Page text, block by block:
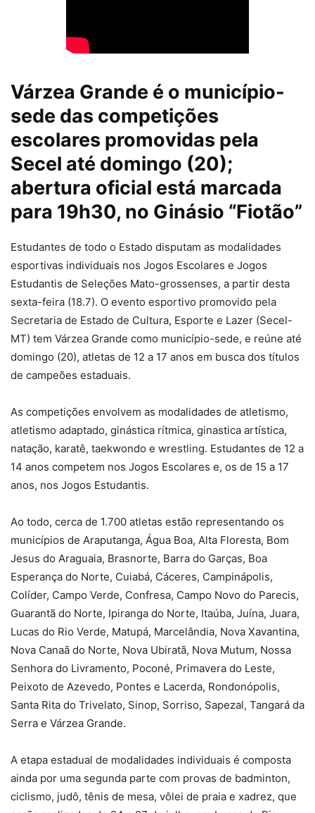
Várzea Grande é o município-
sede das competições
escolares promovidas pela
Secel até domingo (20);
abertura oficial está marcada
para 19h30, no Ginásio “Fiotão”
Estudantes de todo o Estado disputam as modalidades
esportivas individuais nos Jogos Escolares e Jogos
Estudantis de Seleções Mato-grossenses, a partir desta
sexta-feira (18.7). O evento esportivo promovido pela
Secretaria de Estado de Cultura, Esporte e Lazer (Secel-
MT) tem Várzea Grande como município-sede, e reúne até
domingo (20), atletas de 12 a 17 anos em busca dos títulos
de campeões estaduais.
As competições envolvem as modalidades de atletismo,
atletismo adaptado, ginástica rítmica, ginastica artística,
natação, karatê, taekwondo e wrestling. Estudantes de 12 a
14 anos competem nos Jogos Escolares e, os de 15 a 17
anos, nos Jogos Estudantis.
Ao todo, cerca de 1.700 atletas estão representando os
municípios de Araputanga, Água Boa, Alta Floresta, Bom
Jesus do Araguaia, Brasnorte, Barra do Garças, Boa
Esperança do Norte, Cuiabá, Cáceres, Campinápolis,
Colíder, Campo Verde, Confresa, Campo Novo do Parecis,
Guarantã do Norte, Ipiranga do Norte, Itaúba, Juína, Juara,
Lucas do Rio Verde, Matupá, Marcelândia, Nova Xavantina,
Nova Canaã do Norte, Nova Ubiratã, Nova Mutum, Nossa
Senhora do Livramento, Poconé, Primavera do Leste,
Peixoto de Azevedo, Pontes e Lacerda, Rondonópolis,
Santa Rita do Trivelato, Sinop, Sorriso, Sapezal, Tangará da
Serra e Várzea Grande.
A etapa estadual de modalidades individuais é composta
ainda por uma segunda parte com provas de badminton,
ciclismo, judô, tênis de mesa, vôlei de praia e xadrez, que